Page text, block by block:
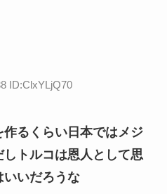
ID:ClxYLjQ70
作るくらい日本ではメジ
トルコは恩人として思
いいだろうな